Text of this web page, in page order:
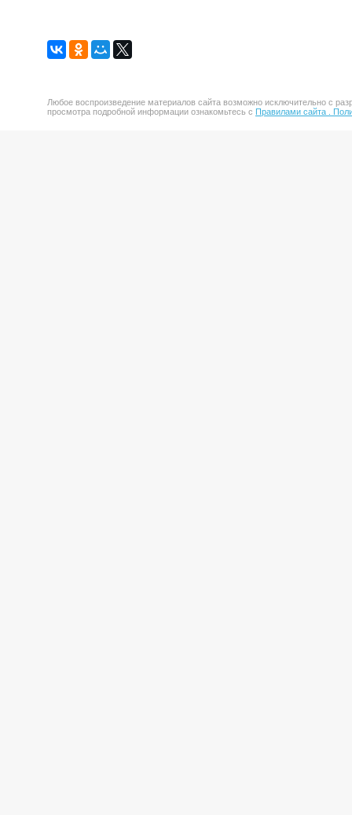
Любое воспроизведение материалов сайта возможно исключительно с
просмотра подробной информации ознакомьтесь с Правилами сайта .